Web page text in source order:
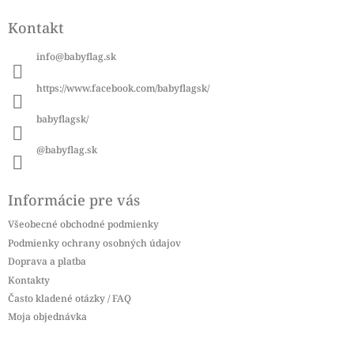
pKontakt
info@babyflag.sk
https://www.facebook.com/babyflagsk/
babyflagsk/
@babyflag.sk
Informácie pre vás
Všeobecné obchodné podmienky
Podmienky ochrany osobných údajov
Doprava a platba
Kontakty
Často kladené otázky / FAQ
Moja objednávka